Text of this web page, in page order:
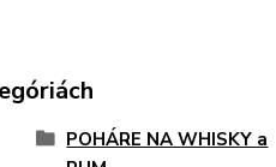
POHÁRE NA WHISKY a